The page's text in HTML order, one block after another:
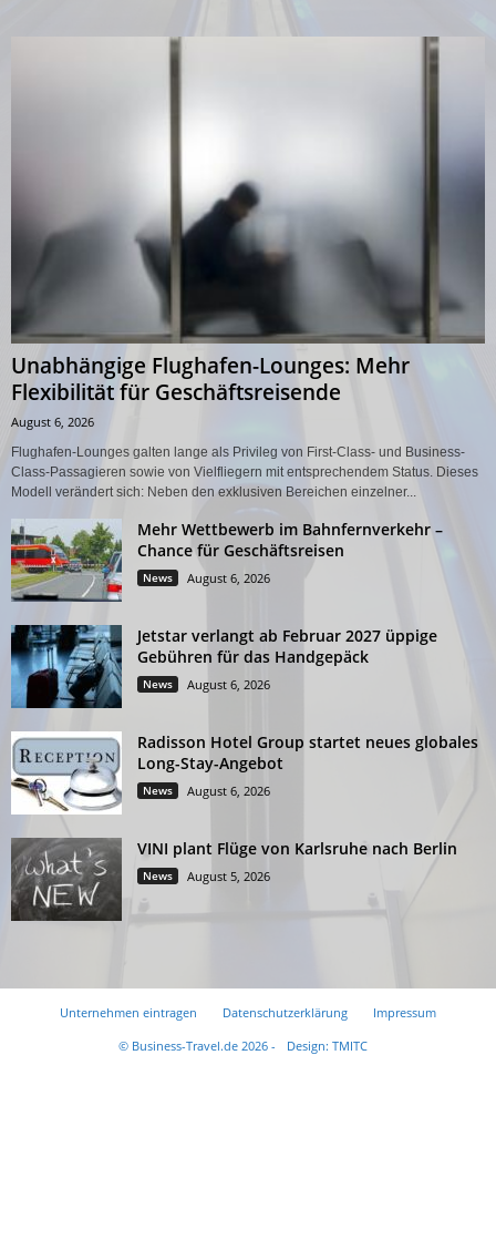
Unabhängige Flughafen-Lounges: Mehr
Flexibilität für Geschäftsreisende
August 6, 2026
Flughafen-Lounges galten lange als Privileg von First-Class- und Business-
Class-Passagieren sowie von Vielfliegern mit entsprechendem Status. Dieses
Modell verändert sich: Neben den exklusiven Bereichen einzelner...
Mehr Wettbewerb im Bahnfernverkehr –
Chance für Geschäftsreisen
News August 6, 2026
Jetstar verlangt ab Februar 2027 üppige
Gebühren für das Handgepäck
News August 6, 2026
Radisson Hotel Group startet neues globales
Long-Stay-Angebot
News August 6, 2026
VINI plant Flüge von Karlsruhe nach Berlin
News August 5, 2026
Unternehmen eintragen Datenschutzerklärung
Impressum
© Business-Travel.de 2026 -
Design: TMITC